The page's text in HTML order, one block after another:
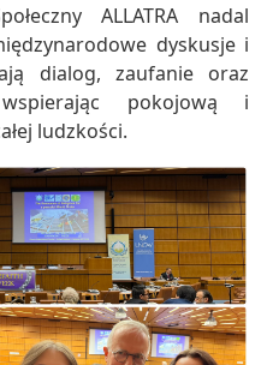
ALLATRA nadal
dyskusje i
dialog, zaufanie oraz
pokojową i
ludzkości.